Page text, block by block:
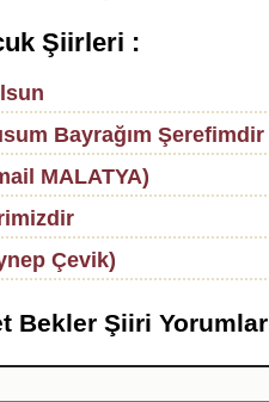
Şiirleri :
Bayrağım Şerefimdir
MALATYA)
Çevik)
Bekler Şiiri